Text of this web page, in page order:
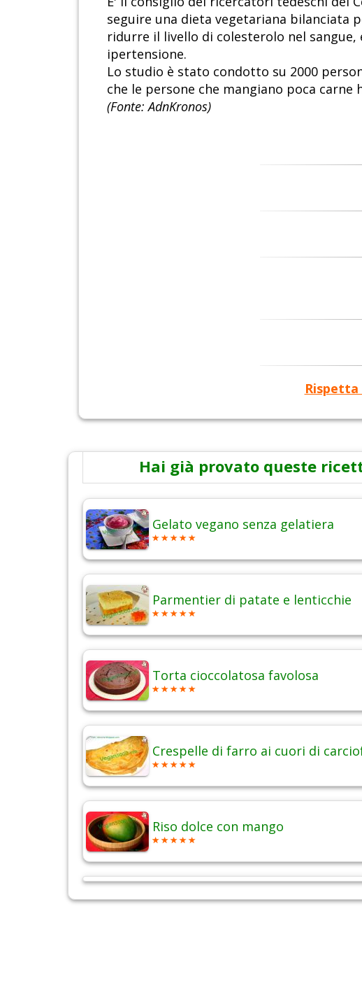
seguire una dieta vegetariana
ridurre il livello di colesterolo nel
ipertensione.
Lo studio è stato condotto su 2000
che le persone che mangiano poca
(Fonte: AdnKronos)
Hai già provato queste
Gelato vegano senza gelatiera
Parmentier di patate e lenticchie
Torta cioccolatosa favolosa
Crespelle di farro ai cuori di
Riso dolce con mango